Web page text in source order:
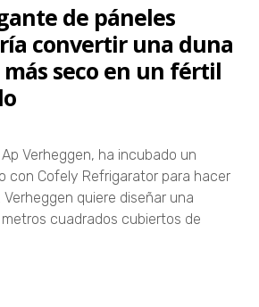
de páneles
convertir una duna
seco en un fértil
Verheggen, ha incubado un
con Cofely Refrigarator para hacer
Verheggen quiere diseñar una
cuadrados cubiertos de